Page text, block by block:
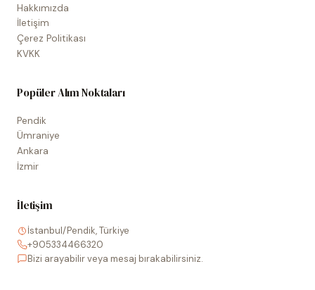
Hakkımızda
İletişim
Çerez Politikası
KVKK
Popüler Alım Noktaları
Pendik
Ümraniye
Ankara
İzmir
İletişim
İstanbul/Pendik, Türkiye
+905334466320
Bizi arayabilir veya mesaj bırakabilirsiniz.